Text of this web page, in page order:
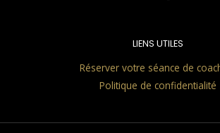
LIENS UTILES
Réserver votre séance de
Politique de confidentialité